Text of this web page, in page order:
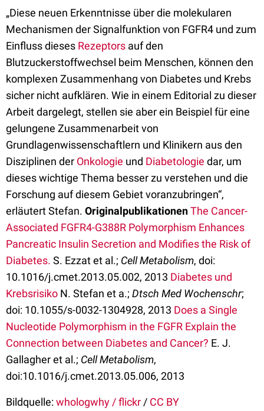
„Diese neuen Erkenntnisse über die molekularen
Mechanismen der Signalfunktion von FGFR4 und zum
Einfluss dieses Rezeptors auf den
Blutzuckerstoffwechsel beim Menschen, können den
komplexen Zusammenhang von Diabetes und Krebs
sicher nicht aufklären. Wie in einem Editorial zu dieser
Arbeit dargelegt, stellen sie aber ein Beispiel für eine
gelungene Zusammenarbeit von
Grundlagenwissenschaftlern und Klinikern aus den
Disziplinen der Onkologie und Diabetologie dar, um
dieses wichtige Thema besser zu verstehen und die
Forschung auf diesem Gebiet voranzubringen“,
erläutert Stefan. OriginalpublikationenThe Cancer-
Associated FGFR4-G388R Polymorphism Enhances
Pancreatic Insulin Secretion and Modifies the Risk of
Diabetes. S. Ezzat et al.; Cell Metabolism, doi:
10.1016/j.cmet.2013.05.002, 2013 Diabetes und
Krebsrisiko N. Stefan et a.; Dtsch Med Wochenschr;
doi: 10.1055/s-0032-1304928, 2013 Does a Single
Nucleotide Polymorphism in the FGFR Explain the
Connection between Diabetes and Cancer? E. J.
Gallagher et al.; Cell Metabolism,
doi:10.1016/j.cmet.2013.05.006, 2013
Bildquelle:whologwhy / flickr / CC BY